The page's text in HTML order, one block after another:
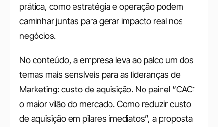
prática, como estratégia e operação podem
caminhar juntas para gerar impacto real nos
negócios.
No conteúdo, a empresa leva ao palco um dos
temas mais sensíveis para as lideranças de
Marketing: custo de aquisição. No painel “CAC:
o maior vilão do mercado. Como reduzir custo
de aquisição em pilares imediatos”, a proposta